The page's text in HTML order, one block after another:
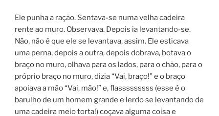
Ele punha a ração. Sentava-se numa velha cadeira
rente ao muro. Observava. Depois ia levantando-se.
Não, não é que ele se levantava, assim. Ele esticava
uma perna, depois a outra, depois dobrava, botava o
braço no muro, olhava para os lados, para o chão, para o
próprio braço no muro, dizia “Vai, braço!” e o braço
apoiava a mão “Vai, mão!” e, flasssssssss (esse é o
barulho de um homem grande e lerdo se levantando de
uma cadeira meio torta!) coçava alguma coisa e